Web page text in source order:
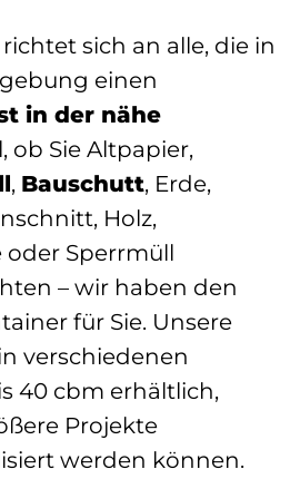
sich an alle, die in
einen
in der nähe
ob Sie Altpapier,
, Bauschutt, Erde,
Holz,
Sperrmüll
– wir haben den
für Sie. Unsere
verschiedenen
40 cbm erhältlich,
Projekte
werden können.